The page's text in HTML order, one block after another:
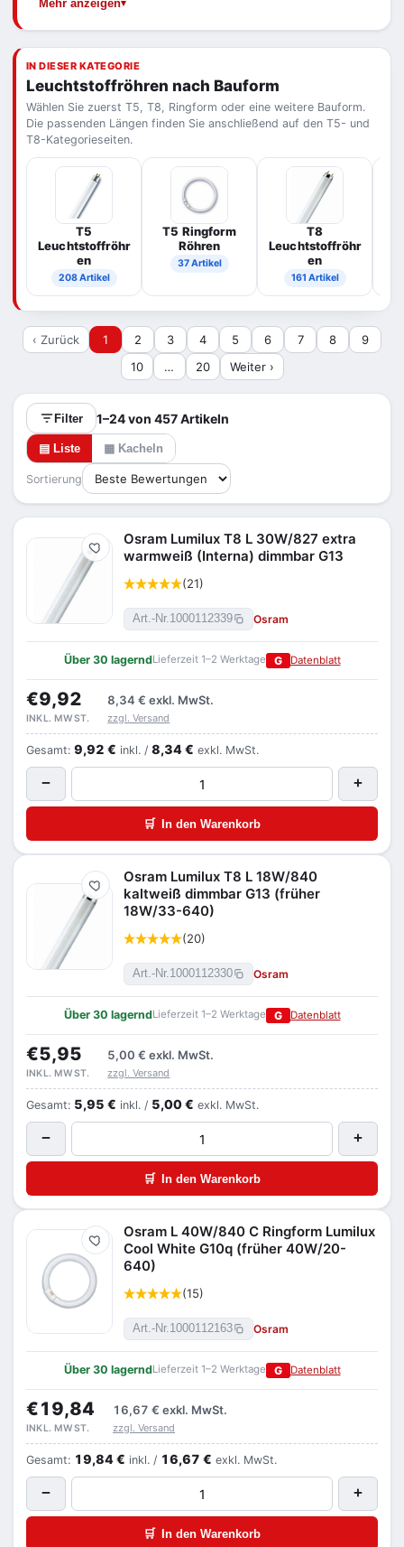
Ihrer Altröhre: Bauform, Länge und Wattzahl.
geprüft werden.
Mehr anzeigen
IN DIESER KATEGORIE
Leuchtstoffröhren nach Bauform
Wählen Sie zuerst T5, T8, Ringform oder eine weitere Bauform.
Die passenden Längen finden Sie anschließend auf den T5- und
T8-Kategorieseiten.
T5
Leuchtstoffröhr
en
208 Artikel
T5 Ringform
Röhren
37 Artikel
T8
Leuchtstoffröhr
en
161 Artikel
‹ Zurück 1 2 3 4 5 6 7 8
9
10
… 20 Weiter ›
Filter 1–24 von 457 Artikeln
▤ Liste ▦ Kacheln
Sortierung
Merken
Osram Lumilux T8 L 30W/827 extra
warmweiß (Interna) dimmbar G13
(21)
Art.-Nr.1000112339 Osram
Über 30 lagerndLieferzeit 1–2 Werktage G Datenblatt
€9,92 8,34 € exkl. MwSt.
INKL. MWST. zzgl. Versand
Gesamt: 9,92 € inkl. / 8,34 € exkl. MwSt.
− +
🛒 In den Warenkorb
Merken
Osram Lumilux T8 L 18W/840
kaltweiß dimmbar G13 (früher
18W/33-640)
(20)
Art.-Nr.1000112330 Osram
Über 30 lagerndLieferzeit 1–2 Werktage G Datenblatt
€5,95 5,00 € exkl. MwSt.
INKL. MWST. zzgl. Versand
Gesamt: 5,95 € inkl. / 5,00 € exkl. MwSt.
− +
🛒 In den Warenkorb
Merken
Osram L 40W/840 C Ringform Lumilux
Cool White G10q (früher 40W/20-
640)
(15)
Art.-Nr.1000112163 Osram
Über 30 lagerndLieferzeit 1–2 Werktage G Datenblatt
€19,84 16,67 € exkl. MwSt.
INKL. MWST. zzgl. Versand
Gesamt: 19,84 € inkl. / 16,67 € exkl. MwSt.
− +
🛒 In den Warenkorb